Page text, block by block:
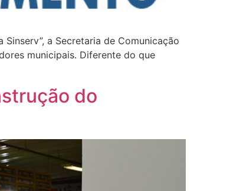
a Secretaria de Comunicação
municipais. Diferente do que
do